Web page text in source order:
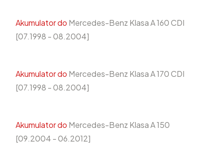
Akumulator do Mercedes-Benz Klasa A 160 CDI
[07.1998 - 08.2004]
Akumulator do Mercedes-Benz Klasa A 170 CDI
[07.1998 - 08.2004]
Akumulator do Mercedes-Benz Klasa A 150
[09.2004 - 06.2012]